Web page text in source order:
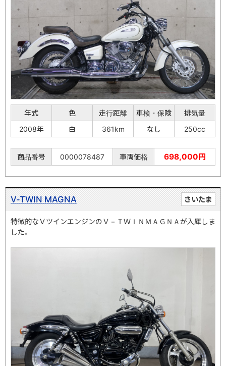
年式 色 走行距離 車検・保険
排気量
2008年
白 361km なし 250cc
商品番号 0000078487 車両価格 698,000円
さいたま
V-TWIN MAGNA
特徴的なＶツインエンジンのＶ－ＴＷＩＮＭＡＧＮＡが入庫しま
した。